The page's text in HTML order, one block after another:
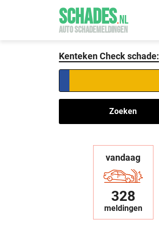
SCHADES.NL
AUTO SCHADEMELDINGEN
Kenteken Check schade:
Zoeken
vandaag
328
meldingen